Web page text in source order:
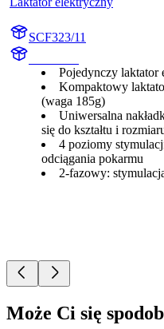
SCF323/11
Pojedynczy laktator
Kompaktowy
(waga 185g)
Uniwersalna
się do kształtu i
4 poziomy
odciągania pokarmu
2-fazowy:
Może Ci się